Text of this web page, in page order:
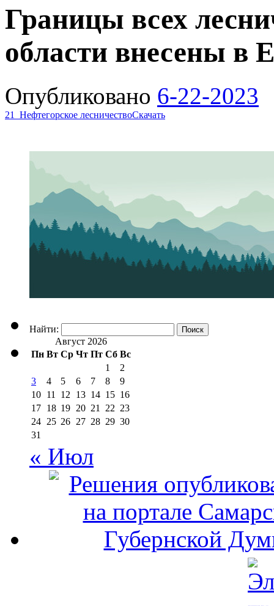
Границы всех
области внесены в
Опубликовано 6-22-2023
21_Нефтегорское лесничествоСкачать
Найти:
Август 2026
Пн Вт Ср Чт Пт Сб Вс
1
2
3
4 5 6 7 8
9
10 11 12 13 14 15 16
17 18 19 20 21 22 23
24 25 26 27 28 29 30
31
« Июл